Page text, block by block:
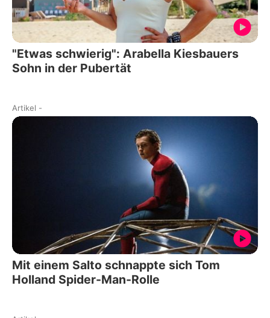
"Etwas schwierig": Arabella Kiesbauers
Sohn in der Pubertät
Artikel -
Mit einem Salto schnappte sich Tom
Holland Spider-Man-Rolle